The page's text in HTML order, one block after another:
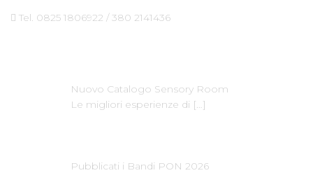
Tel. 0825 1806922 / 380 2141436
Nuovo Catalogo Sensory Room
Le migliori esperienze di […]
Pubblicati i Bandi PON 2026